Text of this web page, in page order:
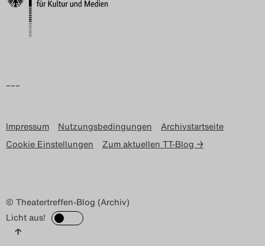
–––
Impressum Nutzungsbedingungen
Archivstartseite
Cookie Einstellungen
Zum aktuellen TT-Blog →
© Theatertreffen-Blog (Archiv)
Licht aus!
↑